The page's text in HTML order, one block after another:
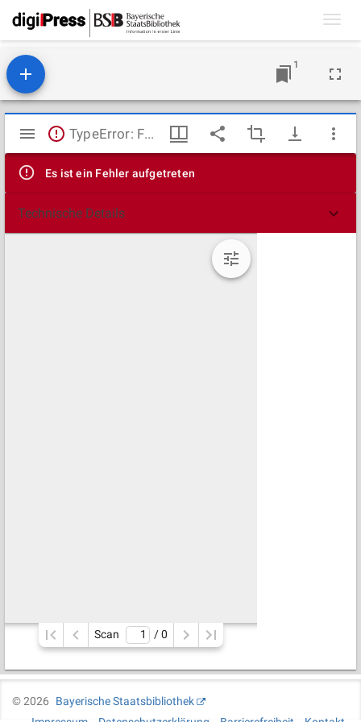
1
Mirador
Viewer
TypeError: Failed to fetch
Es ist ein Fehler aufgetreten
Technische Details
Scan / 0
©2026
Bayerische Staatsbibliothek